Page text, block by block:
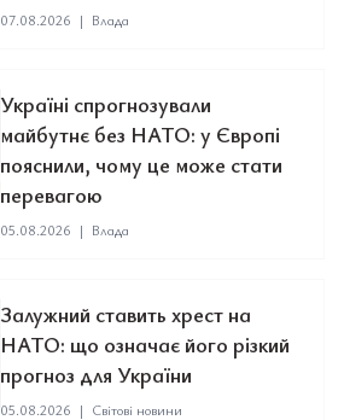
07.08.2026 | Влада
Україні спрогнозували
майбутнє без НАТО: у Європі
пояснили, чому це може стати
перевагою
05.08.2026 | Влада
Залужний ставить хрест на
НАТО: що означає його різкий
прогноз для України
05.08.2026 | Світові новини